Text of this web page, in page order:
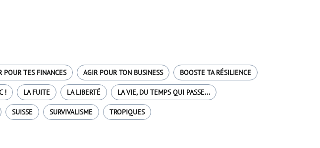
POUR TES FINANCES AGIR POUR TON BUSINESS BOOSTE TA RÉSILIENCE
! LA FUITE LA LIBERTÉ LA VIE, DU TEMPS QUI PASSE...
SUISSE SURVIVALISME TROPIQUES